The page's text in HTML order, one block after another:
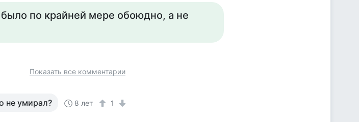
по крайней мере обоюдно, а не
Показать все комментарии
не умирал? 8 лет 1